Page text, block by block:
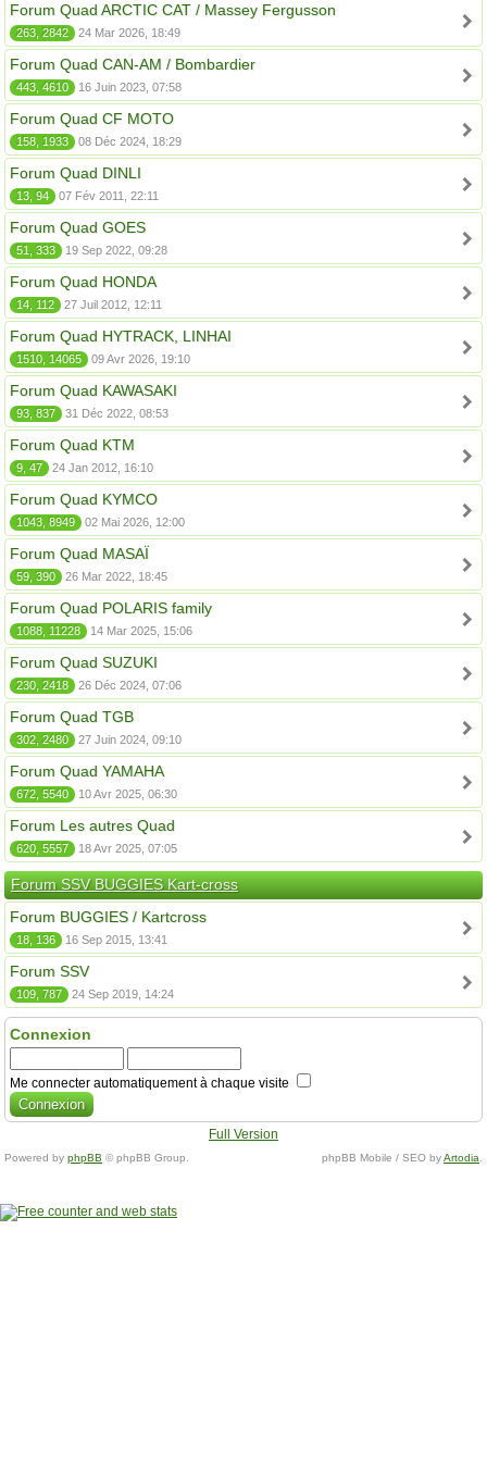
Forum Quad ARCTIC CAT / Massey Fergusson
263, 2842 24 Mar 2026, 18:49
Forum Quad CAN-AM / Bombardier
443, 4610 16 Juin 2023, 07:58
Forum Quad CF MOTO
158, 1933 08 Déc 2024, 18:29
Forum Quad DINLI
13, 94 07 Fév 2011, 22:11
Forum Quad GOES
51, 333 19 Sep 2022, 09:28
Forum Quad HONDA
14, 112 27 Juil 2012, 12:11
Forum Quad HYTRACK, LINHAI
1510, 14065 09 Avr 2026, 19:10
Forum Quad KAWASAKI
93, 837 31 Déc 2022, 08:53
Forum Quad KTM
9, 47 24 Jan 2012, 16:10
Forum Quad KYMCO
1043, 8949 02 Mai 2026, 12:00
Forum Quad MASAÏ
59, 390 26 Mar 2022, 18:45
Forum Quad POLARIS family
1088, 11228 14 Mar 2025, 15:06
Forum Quad SUZUKI
230, 2418 26 Déc 2024, 07:06
Forum Quad TGB
302, 2480 27 Juin 2024, 09:10
Forum Quad YAMAHA
672, 5540 10 Avr 2025, 06:30
Forum Les autres Quad
620, 5557 18 Avr 2025, 07:05
Forum SSV BUGGIES Kart-cross
Forum BUGGIES / Kartcross
18, 136 16 Sep 2015, 13:41
Forum SSV
109, 787 24 Sep 2019, 14:24
Connexion
Me connecter automatiquement à chaque visite
Full Version
Powered by phpBB © phpBB Group. phpBB Mobile / SEO byArtodia